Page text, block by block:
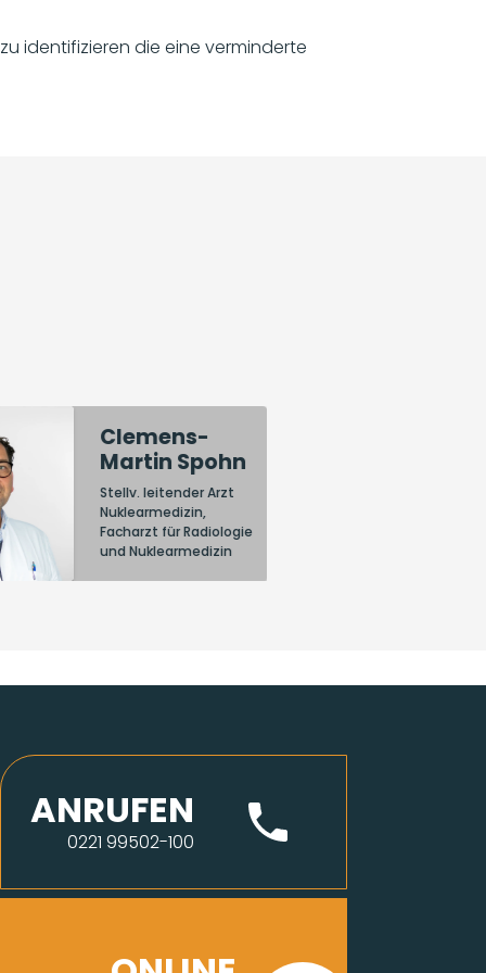
identifizieren die eine verminderte
Clemens-
Martin Spohn
Stellv. leitender Arzt
Nuklearmedizin,
Facharzt für Radiologie
und Nuklearmedizin
ANRUFEN
0221 99502-100